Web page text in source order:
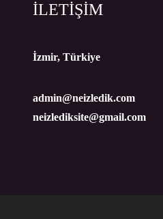
İLETİŞİM
İzmir, Türkiye
admin@neizledik.com
neizlediksite@gmail.com